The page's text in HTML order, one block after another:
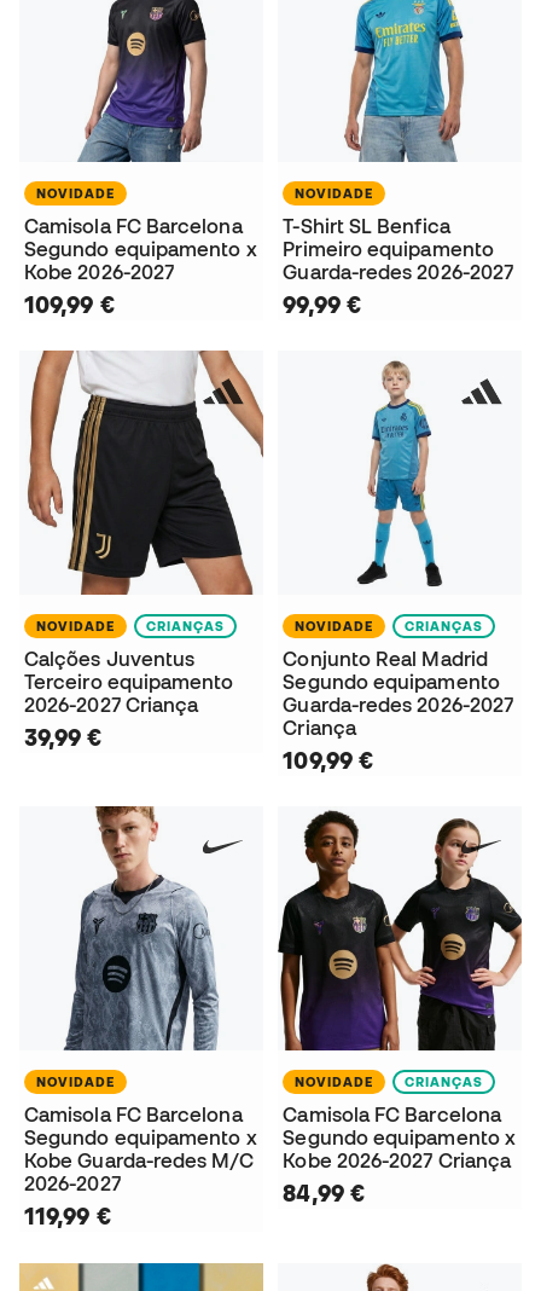
NOVIDADE
Camisola FC Barcelona
Segundo equipamento x
Kobe 2026-2027
109,99 €
NOVIDADE
T-Shirt SL Benfica
Primeiro equipamento
Guarda-redes 2026-2027
99,99 €
NOVIDADE CRIANÇAS
Calções Juventus
Terceiro equipamento
2026-2027 Criança
39,99 €
NOVIDADE CRIANÇAS
Conjunto Real Madrid
Segundo equipamento
Guarda-redes 2026-2027
Criança
109,99 €
NOVIDADE
Camisola FC Barcelona
Segundo equipamento x
Kobe Guarda-redes M/C
2026-2027
119,99 €
NOVIDADE CRIANÇAS
Camisola FC Barcelona
Segundo equipamento x
Kobe 2026-2027 Criança
84,99 €